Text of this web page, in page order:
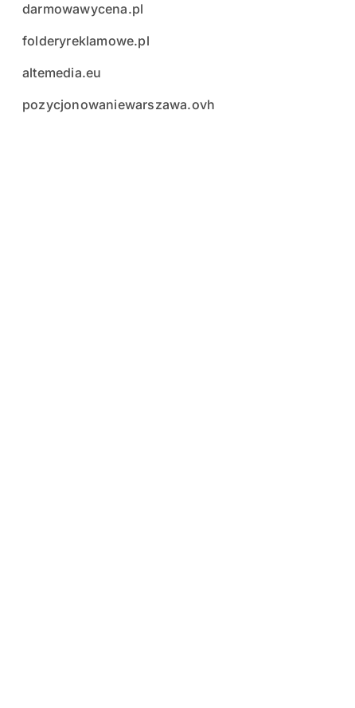
darmowawycena.pl
folderyreklamowe.pl
altemedia.eu
pozycjonowaniewarszawa.ovh